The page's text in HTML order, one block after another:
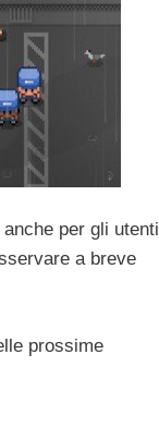
per gli utenti
a breve
prossime